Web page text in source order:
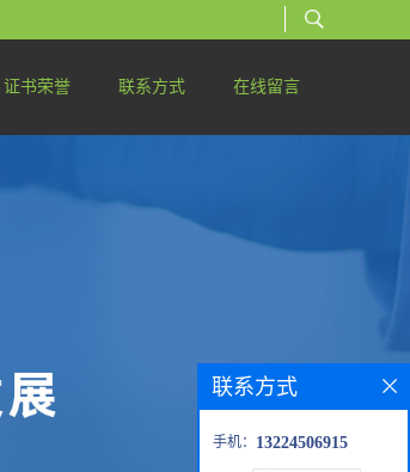
证书荣誉 联系方式 在线留言
联系方式
手机： 13224506915